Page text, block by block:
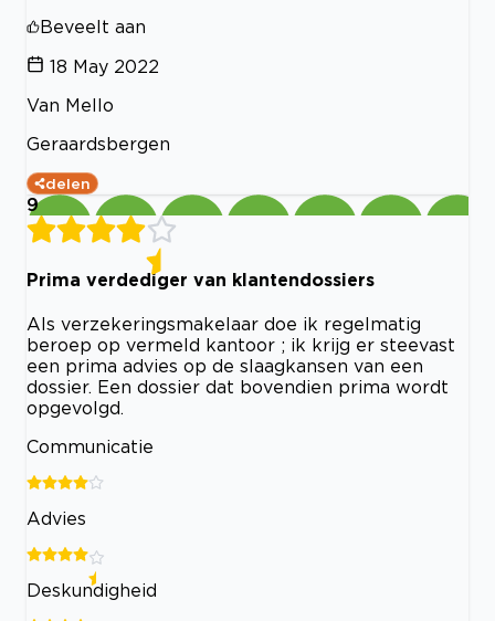
Beveelt aan
18 May 2022
Van Mello
Geraardsbergen
delen
9
Prima verdediger van klantendossiers
Als verzekeringsmakelaar doe ik regelmatig
beroep op vermeld kantoor ; ik krijg er steevast
een prima advies op de slaagkansen van een
dossier. Een dossier dat bovendien prima wordt
opgevolgd.
Communicatie
Advies
Deskundigheid